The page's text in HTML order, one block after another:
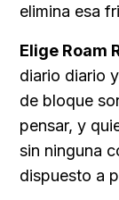
elimina esa
Elige Roam
diario diario
de bloque
pensar, y
sin ninguna
dispuesto a